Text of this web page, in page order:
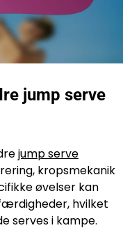
jump serve
jump serve
kropsmekanik
øvelser kan
hvilket
serves i kampe.